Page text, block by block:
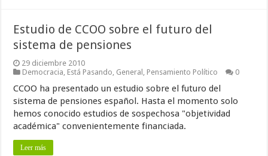
Estudio de CCOO sobre el futuro del
sistema de pensiones
29 diciembre 2010
Democracia, Está Pasando, General , Pensamiento Político 0
CCOO ha presentado un estudio sobre el futuro del
sistema de pensiones español. Hasta el momento solo
hemos conocido estudios de sospechosa "objetividad
académica" convenientemente financiada.
Leer más